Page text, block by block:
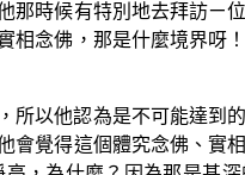
時候有特別地去拜訪ㄧ
念佛，那是什麼境界呀
以他認為是不可能達到
覺得這個體究念佛、實